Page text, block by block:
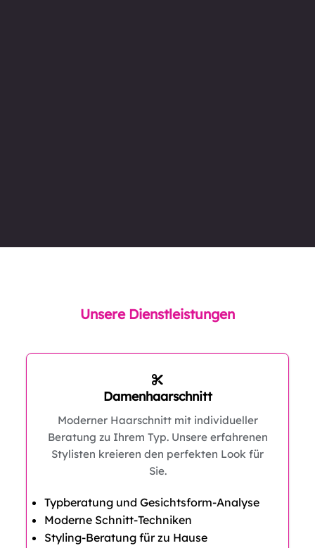
Unsere Dienstleistungen
Damenhaarschnitt
Moderner Haarschnitt mit individueller
Beratung zu Ihrem Typ. Unsere erfahrenen
Stylisten kreieren den perfekten Look für
Sie.
Typberatung und Gesichtsform-Analyse
Moderne Schnitt-Techniken
Styling-Beratung für zu Hause